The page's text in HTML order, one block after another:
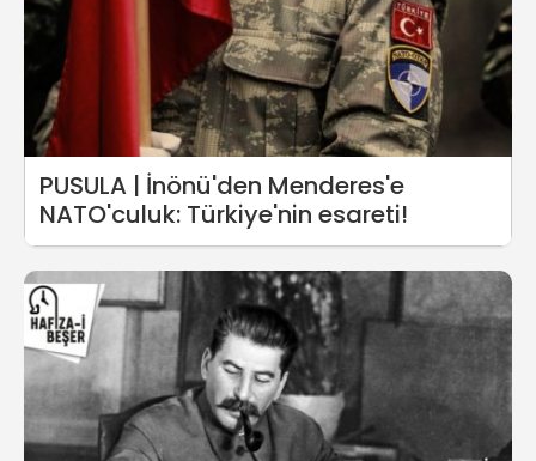
PUSULA | İnönü'den Menderes'e
NATO'culuk: Türkiye'nin esareti!